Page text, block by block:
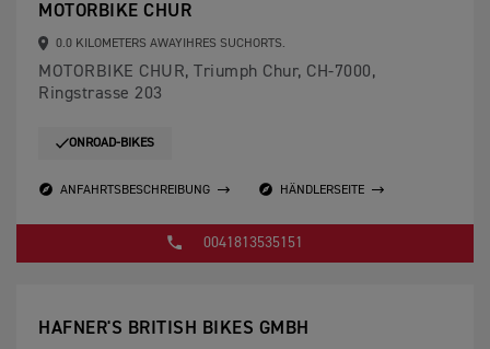
MOTORBIKE CHUR
0.0 KILOMETERS AWAYIHRES SUCHORTS.
MOTORBIKE CHUR, Triumph Chur, CH-7000,
Ringstrasse 203
ONROAD-BIKES
ANFAHRTSBESCHREIBUNG HÄNDLERSEITE
0041813535151
HAFNER'S BRITISH BIKES GMBH